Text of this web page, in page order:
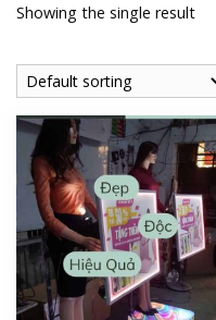
Showing the single result